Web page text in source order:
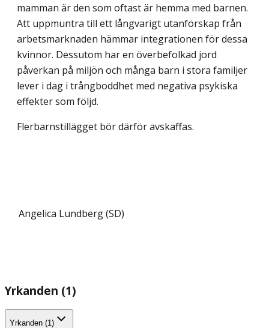
mamman är den som oftast är hemma med barnen.
Att uppmuntra till ett långvarigt utanförskap från
arbetsmarknaden hämmar integrationen för dessa
kvinnor. Dessutom har en överbefolkad jord
påverkan på miljön och många barn i stora familjer
lever i dag i trångboddhet med negativa psykiska
effekter som följd.
Flerbarnstillägget bör därför avskaffas.
Angelica Lundberg (SD)
Yrkanden (1)
Yrkanden (1)